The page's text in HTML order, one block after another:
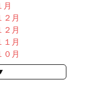
月
２月
２月
１月
０月